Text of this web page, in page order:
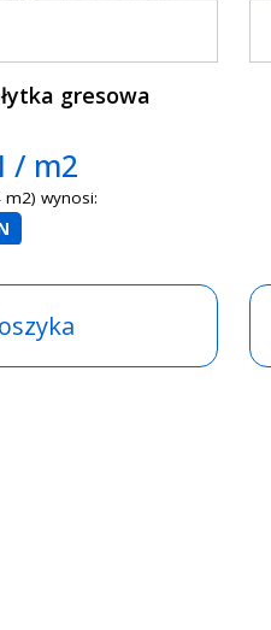
gresowa
/ m2
m2) wynosi: